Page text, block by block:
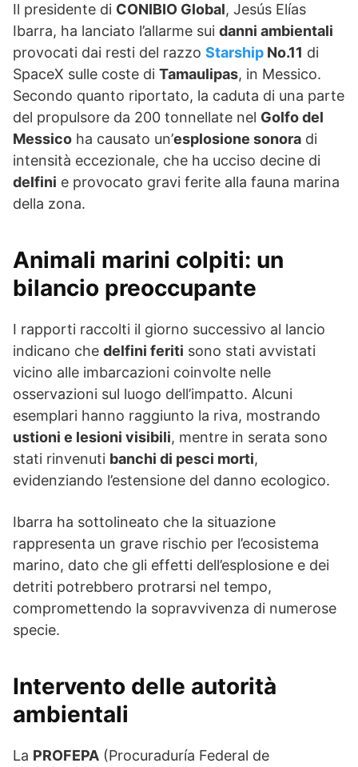
Il presidente di CONIBIO Global, Jesús Elías
Ibarra, ha lanciato l’allarme sui danni ambientali
provocati dai resti del razzo Starship No.11 di
SpaceX sulle coste di Tamaulipas, in Messico.
Secondo quanto riportato, la caduta di una parte
del propulsore da 200 tonnellate nel Golfo del
Messico ha causato un’esplosione sonora di
intensità eccezionale, che ha ucciso decine di
delfini e provocato gravi ferite alla fauna marina
della zona.
Animali marini colpiti: un
bilancio preoccupante
I rapporti raccolti il giorno successivo al lancio
indicano che delfini feriti sono stati avvistati
vicino alle imbarcazioni coinvolte nelle
osservazioni sul luogo dell’impatto. Alcuni
esemplari hanno raggiunto la riva, mostrando
ustioni e lesioni visibili, mentre in serata sono
stati rinvenuti banchi di pesci morti,
evidenziando l’estensione del danno ecologico.
Ibarra ha sottolineato che la situazione
rappresenta un grave rischio per l’ecosistema
marino, dato che gli effetti dell’esplosione e dei
detriti potrebbero protrarsi nel tempo,
compromettendo la sopravvivenza di numerose
specie.
Intervento delle autorità
ambientali
La PROFEPA (Procuraduría Federal de